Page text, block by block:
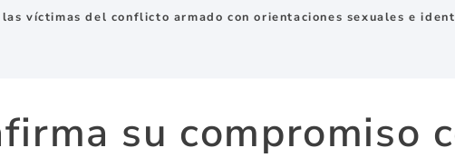
víctimas del conflicto armado con orientaciones sexuales e
su compromiso